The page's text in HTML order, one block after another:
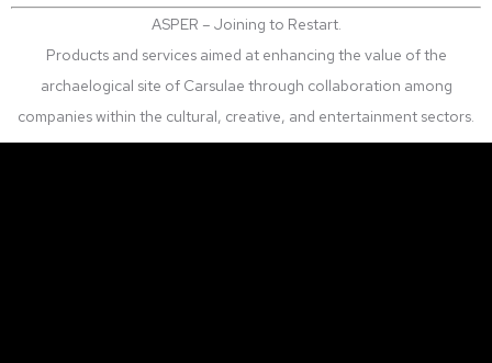
ASPER – Joining to Restart.
Products and services aimed at enhancing the value of the
archaelogical site of Carsulae through collaboration among
companies within the cultural, creative, and entertainment sectors.